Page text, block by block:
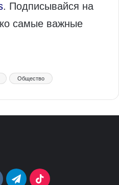
. Подписывайся на
самые важные
Общество
vk.comTelegramTikTok